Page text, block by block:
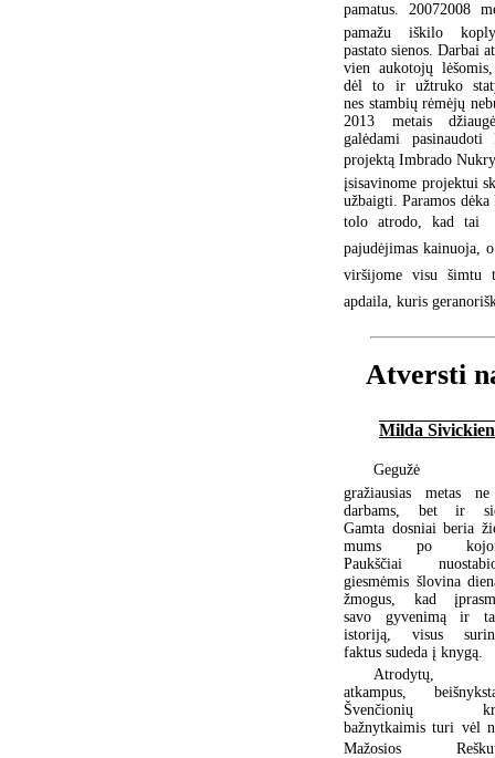
pamatus. 20072008
pamažu iškilo
pastato sienos. Darbai
vien aukotojų
dėl to ir užtruko
nes stambių rėmėjų
2013 metais
galėdami
projektą Imbrado
įsisavinome projektui
užbaigti. Paramos
tolo atrodo, kad tai
pajudėjimas
viršijome visu šimtu
apdaila, kuris
Atversti
Milda
Gegužė 
gražiausias metas
darbams, bet ir
Gamta dosniai beria
mums po
Paukščiai
giesmėmis šlovina
žmogus, kad
savo gyvenimą ir
istoriją, visus
faktus sudeda į knygą.
Atrodytų,
atkampus,
Švenčionių
bažnytkaimis turi vėl
Mažosios